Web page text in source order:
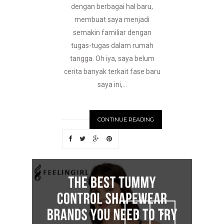
dengan berbagai hal baru,
membuat saya menjadi
semakin familiar dengan
tugas-tugas dalam rumah
tangga. Oh iya, saya belum
cerita banyak terkait fase baru
saya ini,...
CONTINUE READING